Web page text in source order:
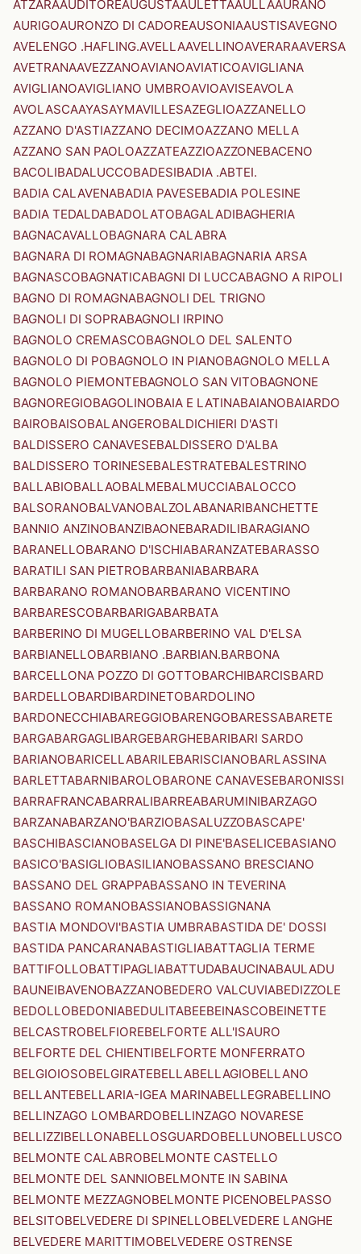
ATZARAAUDITOREAUGUSTAAULETTAAULLAAURANO
AURIGOAURONZO DI CADOREAUSONIAAUSTISAVEGNO
AVELENGO .HAFLING.AVELLAAVELLINOAVERARAAVERSA
AVETRANAAVEZZANOAVIANOAVIATICOAVIGLIANA
AVIGLIANOAVIGLIANO UMBROAVIOAVISEAVOLA
AVOLASCAAYASAYMAVILLESAZEGLIOAZZANELLO
AZZANO D'ASTIAZZANO DECIMOAZZANO MELLA
AZZANO SAN PAOLOAZZATEAZZIOAZZONEBACENO
BACOLIBADALUCCOBADESIBADIA .ABTEI.
BADIA CALAVENABADIA PAVESEBADIA POLESINE
BADIA TEDALDABADOLATOBAGALADIBAGHERIA
BAGNACAVALLOBAGNARA CALABRA
BAGNARA DI ROMAGNABAGNARIABAGNARIA ARSA
BAGNASCOBAGNATICABAGNI DI LUCCABAGNO A RIPOLI
BAGNO DI ROMAGNABAGNOLI DEL TRIGNO
BAGNOLI DI SOPRABAGNOLI IRPINO
BAGNOLO CREMASCOBAGNOLO DEL SALENTO
BAGNOLO DI POBAGNOLO IN PIANOBAGNOLO MELLA
BAGNOLO PIEMONTEBAGNOLO SAN VITOBAGNONE
BAGNOREGIOBAGOLINOBAIA E LATINABAIANOBAIARDO
BAIROBAISOBALANGEROBALDICHIERI D'ASTI
BALDISSERO CANAVESEBALDISSERO D'ALBA
BALDISSERO TORINESEBALESTRATEBALESTRINO
BALLABIOBALLAOBALMEBALMUCCIABALOCCO
BALSORANOBALVANOBALZOLABANARIBANCHETTE
BANNIO ANZINOBANZIBAONEBARADILIBARAGIANO
BARANELLOBARANO D'ISCHIABARANZATEBARASSO
BARATILI SAN PIETROBARBANIABARBARA
BARBARANO ROMANOBARBARANO VICENTINO
BARBARESCOBARBARIGABARBATA
BARBERINO DI MUGELLOBARBERINO VAL D'ELSA
BARBIANELLOBARBIANO .BARBIAN.BARBONA
BARCELLONA POZZO DI GOTTOBARCHIBARCISBARD
BARDELLOBARDIBARDINETOBARDOLINO
BARDONECCHIABAREGGIOBARENGOBARESSABARETE
BARGABARGAGLIBARGEBARGHEBARIBARI SARDO
BARIANOBARICELLABARILEBARISCIANOBARLASSINA
BARLETTABARNIBAROLOBARONE CANAVESEBARONISSI
BARRAFRANCABARRALIBARREABARUMINIBARZAGO
BARZANABARZANO'BARZIOBASALUZZOBASCAPE'
BASCHIBASCIANOBASELGA DI PINE'BASELICEBASIANO
BASICO'BASIGLIOBASILIANOBASSANO BRESCIANO
BASSANO DEL GRAPPABASSANO IN TEVERINA
BASSANO ROMANOBASSIANOBASSIGNANA
BASTIA MONDOVI'BASTIA UMBRABASTIDA DE' DOSSI
BASTIDA PANCARANABASTIGLIABATTAGLIA TERME
BATTIFOLLOBATTIPAGLIABATTUDABAUCINABAULADU
BAUNEIBAVENOBAZZANOBEDERO VALCUVIABEDIZZOLE
BEDOLLOBEDONIABEDULITABEEBEINASCOBEINETTE
BELCASTROBELFIOREBELFORTE ALL'ISAURO
BELFORTE DEL CHIENTIBELFORTE MONFERRATO
BELGIOIOSOBELGIRATEBELLABELLAGIOBELLANO
BELLANTEBELLARIA-IGEA MARINABELLEGRABELLINO
BELLINZAGO LOMBARDOBELLINZAGO NOVARESE
BELLIZZIBELLONABELLOSGUARDOBELLUNOBELLUSCO
BELMONTE CALABROBELMONTE CASTELLO
BELMONTE DEL SANNIOBELMONTE IN SABINA
BELMONTE MEZZAGNOBELMONTE PICENOBELPASSO
BELSITOBELVEDERE DI SPINELLOBELVEDERE LANGHE
BELVEDERE MARITTIMOBELVEDERE OSTRENSE